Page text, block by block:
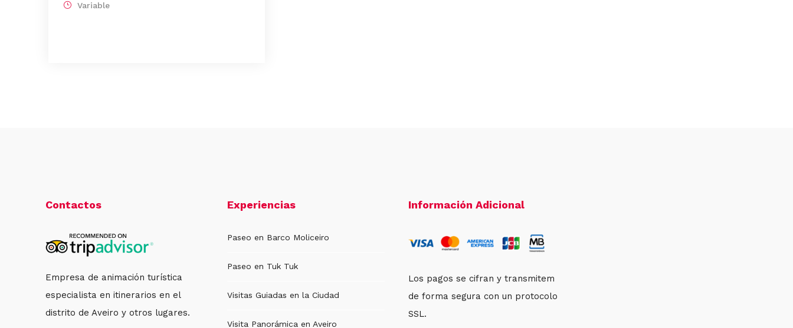
Variable
Contactos
Empresa de animación turística
especialista en itinerarios en el
distrito de Aveiro y otros lugares.
Experiencias
Paseo en Barco Moliceiro
Paseo en Tuk Tuk
Visitas Guiadas en la Ciudad
Visita Panorámica en Aveiro
Información Adicional
Los pagos se cifran y transmitem
de forma segura con un protocolo
SSL.